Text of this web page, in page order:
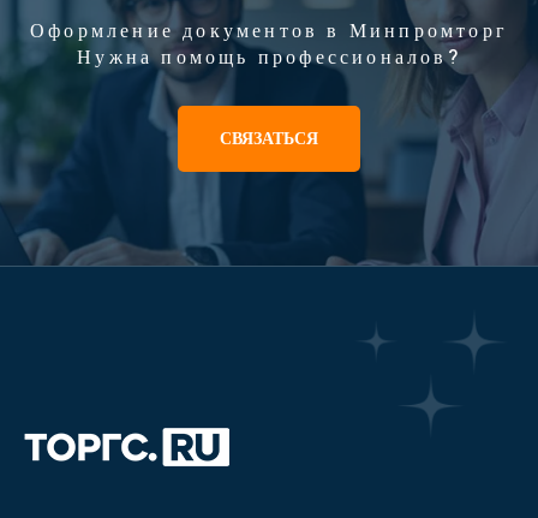
Оформление документов в Минпромторг
Нужна помощь профессионалов?
СВЯЗАТЬСЯ